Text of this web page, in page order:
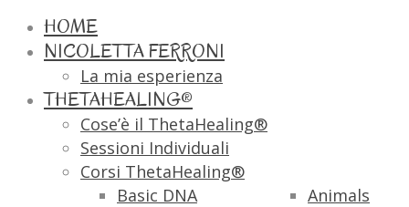
HOME
NICOLETTA FERRONI
La mia esperienza
THETAHEALING®
Cose’è il ThetaHealing®
Sessioni Individuali
Corsi ThetaHealing®
Basic DNA
Animals